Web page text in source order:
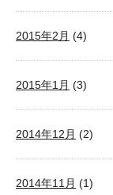
2015年2月 (4)
2015年1月 (3)
2014年12月 (2)
2014年11月 (1)